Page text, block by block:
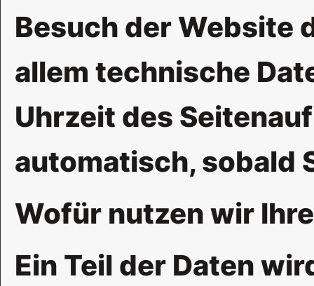
Besuch der Website
allem technische
Uhrzeit des
automatisch, sobald
Wofür nutzen wir
Ein Teil der Daten